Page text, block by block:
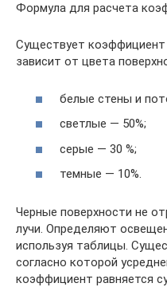
Формула для расчета
Существует
зависит от цвета
белые стены и
светлые — 50%;
серые — 30 %;
темные — 10%.
Черные поверхности не
лучи. Определяют
используя таблицы.
согласно которой
коэффициент равняется